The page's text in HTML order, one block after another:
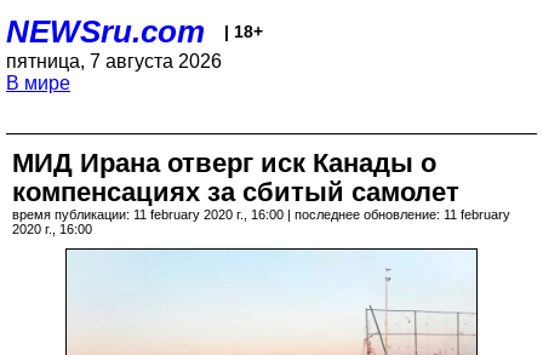
NEWSru.com | 18+
пятница, 7 августа 2026
В мире
МИД Ирана отверг иск Канады о
компенсациях за сбитый самолет
время публикации: 11 february 2020 г., 16:00 | последнее обновление: 11 february
2020 г., 16:00